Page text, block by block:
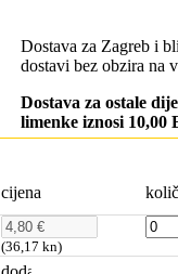
Dostava za Zagreb i
dostavi bez obzira na
Dostava za ostale
limenke iznosi 10,00
cijena
(36,17 kn)